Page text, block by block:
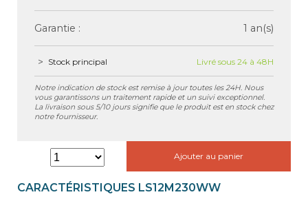
Garantie : 1 an(s)
Stock principal Livré sous 24 à 48H
Notre indication de stock est remise à jour toutes les 24H. Nous
vous garantissons un traitement rapide et un suivi exceptionnel.
La livraison sous 5/10 jours signifie que le produit est en stock chez
notre fournisseur.
Ajouter au panier
CARACTÉRISTIQUES LS12M230WW